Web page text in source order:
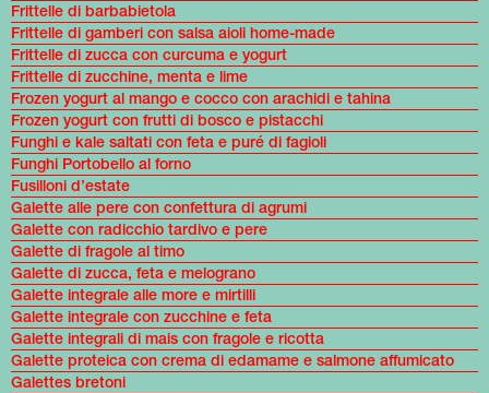
Frittelle di barbabietola
Frittelle di gamberi con salsa aioli home-made
Frittelle di zucca con curcuma e yogurt
Frittelle di zucchine, menta e lime
Frozen yogurt al mango e cocco con arachidi e tahina
Frozen yogurt con frutti di bosco e pistacchi
Funghi e kale saltati con feta e puré di fagioli
Funghi Portobello al forno
Fusilloni d’estate
Galette alle pere con confettura di agrumi
Galette con radicchio tardivo e pere
Galette di fragole al timo
Galette di zucca, feta e melograno
Galette integrale alle more e mirtilli
Galette integrale con zucchine e feta
Galette integrali di mais con fragole e ricotta
Galette proteica con crema di edamame e salmone affumicato
Galettes bretoni